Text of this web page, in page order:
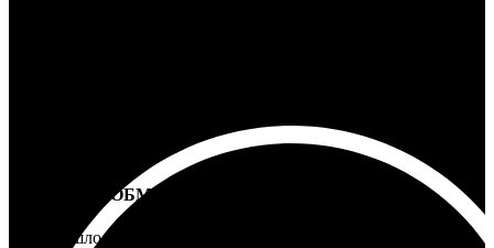
ВОЗВРАТ И ОБМЕН
Не подошло - вернем деньги